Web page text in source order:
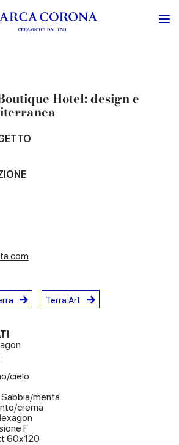
Hotel: design e
Terra.Art
cielo
menta
crema
F
60x120